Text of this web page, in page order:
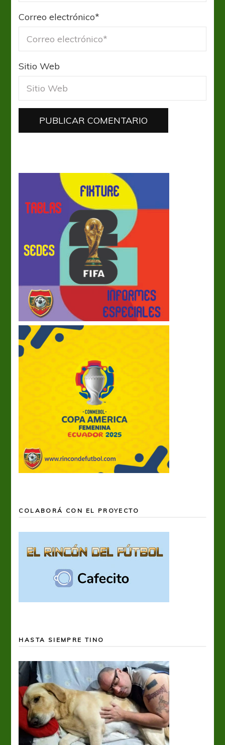
Correo electrónico*
Sitio Web
COLABORÁ CON EL PROYECTO
HASTA SIEMPRE TINO